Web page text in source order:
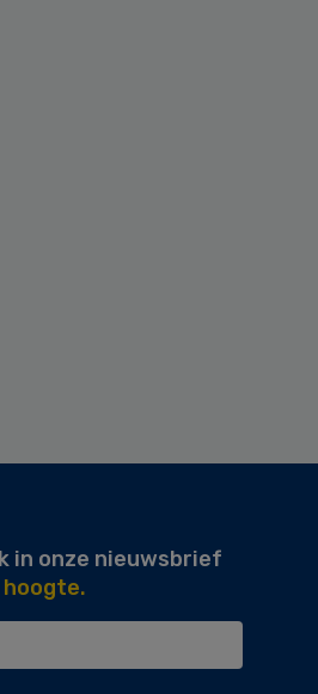
in onze nieuwsbrief